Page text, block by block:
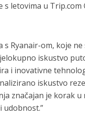
letovima u Trip.com
Ryanair-om, koje
iskustvo
i inovativne
iskustvo
značajan je korak
udobnost.”